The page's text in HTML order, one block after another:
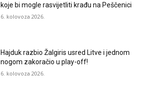
koje bi mogle rasvijetliti krađu na Peščenici
6. kolovoza 2026.
Hajduk razbio Žalgiris usred Litve i jednom
nogom zakoračio u play-off!
6. kolovoza 2026.